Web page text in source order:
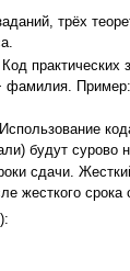
трёх
будут
сдачи.
жесткого